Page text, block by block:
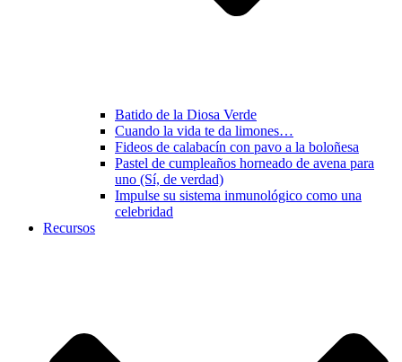
Batido de la Diosa Verde
Cuando la vida te da limones…
Fideos de calabacín con pavo a la boloñesa
Pastel de cumpleaños horneado de avena para
uno (Sí, de verdad)
Impulse su sistema inmunológico como una
celebridad
Recursos